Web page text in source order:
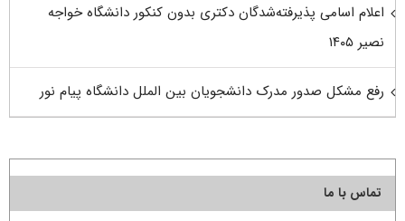
اعلام اسامی پذیرفته‌شدگان دکتری بدون کنکور دانشگاه خواجه
نصیر ۱۴۰۵
رفع مشکل صدور مدرک دانشجویان بین الملل دانشگاه پیام نور
تماس با ما